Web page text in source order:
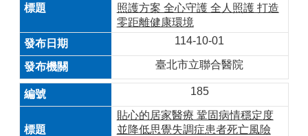
照護方案 全心守護 全人照護 打造
零距離健康環境
114-10-01
臺北市立聯合醫院
185
貼心的居家醫療 鞏固病情穩定度
並降低思覺失調症患者死亡風險